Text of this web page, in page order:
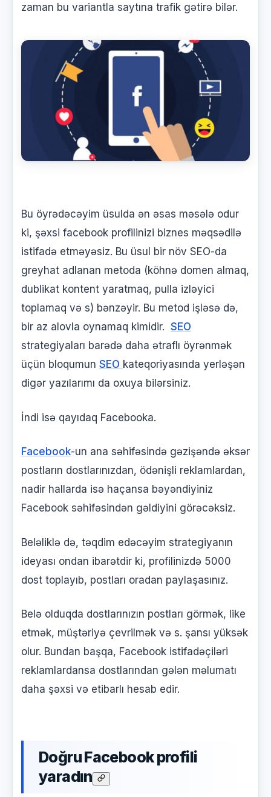
zaman bu variantla saytına trafik gətirə bilər.
Bu öyrədəcəyim üsulda ən əsas məsələ odur
ki, şəxsi facebook profilinizi biznes məqsədilə
istifadə etməyəsiz. Bu üsul bir növ SEO-da
greyhat adlanan metoda (köhnə domen almaq,
dublikat kontent yaratmaq, pulla izləyici
toplamaq və s) bənzəyir. Bu metod işləsə də,
bir az alovla oynamaq kimidir. SEO
strategiyaları barədə daha ətraflı öyrənmək
üçün bloqumun SEO kateqoriyasında yerləşən
digər yazılarımı da oxuya bilərsiniz.
İndi isə qayıdaq Facebooka.
Facebook-un ana səhifəsində gəzişəndə əksər
postların dostlarınızdan, ödənişli reklamlardan,
nadir hallarda isə haçansa bəyəndiyiniz
Facebook səhifəsindən gəldiyini görəcəksiz.
Beləliklə də, təqdim edəcəyim strategiyanın
ideyası ondan ibarətdir ki, profilinizdə 5000
dost toplayıb, postları oradan paylaşasınız.
Belə olduqda dostlarınızın postları görmək, like
etmək, müştəriyə çevrilmək və s. şansı yüksək
olur. Bundan başqa, Facebook istifadəçiləri
reklamlardansa dostlarından gələn məlumatı
daha şəxsi və etibarlı hesab edir.
Doğru Facebook profili
yaradın